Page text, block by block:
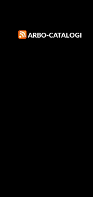
ARBO-CATALOGI